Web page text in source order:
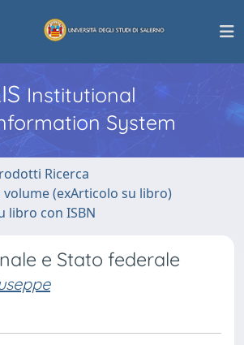
Institutional
System
Ricerca
(exArticolo su libro)
libro con ISBN
e Stato federale